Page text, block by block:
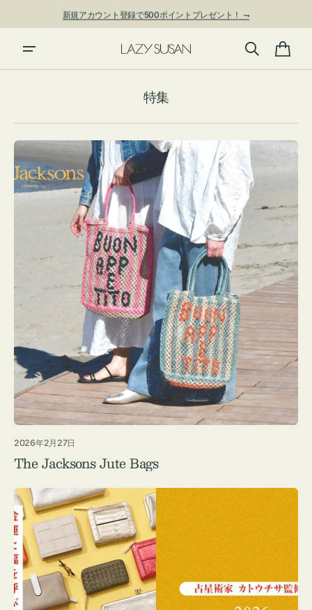
む
新規アカウント登録で500ポイントプレゼント！ ⇁
カ
特集
2026年2月27日
The Jacksons Jute Bags